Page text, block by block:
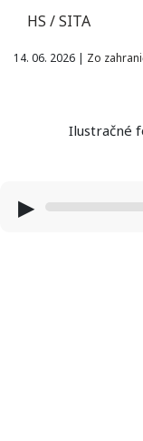
HS / SITA
14. 06. 2026 | Zo
Ilustračné
▶